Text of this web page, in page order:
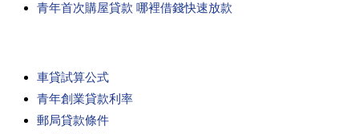
青年首次購屋貸款 哪裡借錢快速放款
車貸試算公式
青年創業貸款利率
郵局貸款條件